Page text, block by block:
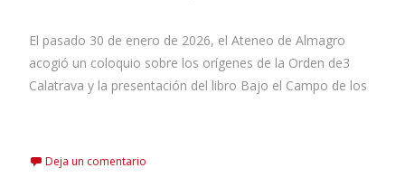
El pasado 30 de enero de 2026, el Ateneo de Almagro
acogió un coloquio sobre los orígenes de la Orden de3
Calatrava y la presentación del libro Bajo el Campo de los
Deja un comentario